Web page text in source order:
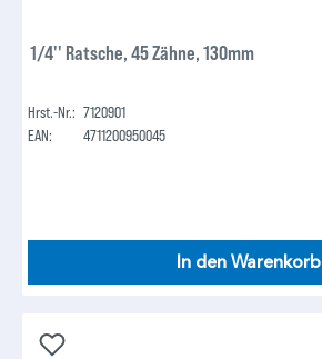
1/4'' Ratsche, 45 Zähne, 130mm
Hrst.-Nr.: 7120901
EAN:
4711200950045
In den Warenkorb